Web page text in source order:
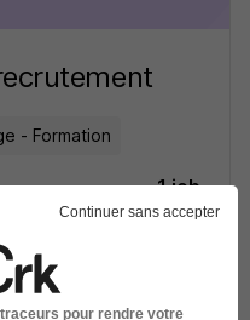
- Formation
1 job
Continuer sans accepter
pour rendre votre